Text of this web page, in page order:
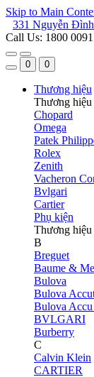
Skip to Main
331 Nguyễn
Call Us: 1800
0 0
Thương hiệu
Thương hiệu
Chopard
Omega
Patek
Rolex
Zenith
Vacheron
Bvlgari
Cartier
Phụ kiện
Thương
B
Breguet
Baume &
Bulova
Bulova
Bulova
BVLGARI
Burberry
C
Calvin Klein
CARTIER